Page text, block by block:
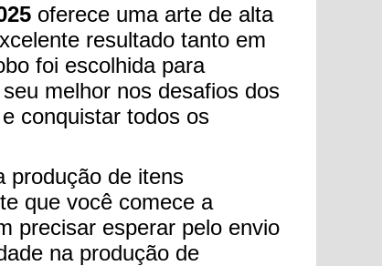
oferece uma arte de alta
resultado tanto em
foi escolhida para
melhor nos desafios dos
conquistar todos os
produção de itens
que você comece a
precisar esperar pelo envio
na produção de